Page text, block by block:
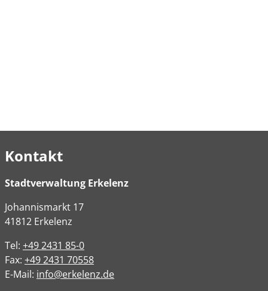
Kontakt
Stadtverwaltung Erkelenz
Johannismarkt 17
41812 Erkelenz
Tel: +49 2431 85-0
Fax: +49 2431 70558
E-Mail: info@erkelenz.de